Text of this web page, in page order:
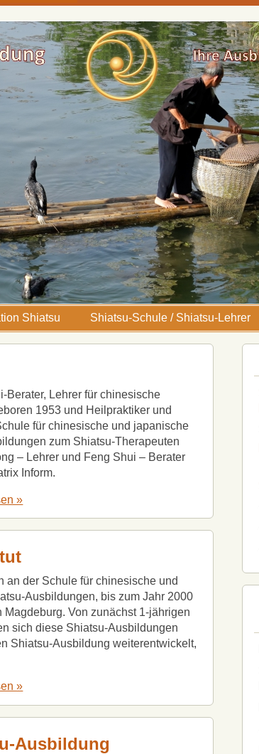
Shiatsu Shiatsu-Schule / Shiatsu-Lehrer
Berater, Lehrer für chinesische
1953 und Heilpraktiker und
für chinesische und japanische
zum Shiatsu-Therapeuten
– Lehrer und Feng Shui – Berater
Inform.
»
an der Schule für chinesische und
Ausbildungen, bis zum Jahr 2000
Von zunächst 1-jährigen
sich diese Shiatsu-Ausbildungen
Shiatsu-Ausbildung weiterentwickelt,
»
Ausbildung